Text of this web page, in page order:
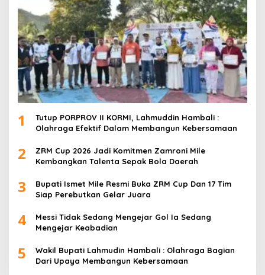
1
Tutup PORPROV II KORMI, Lahmuddin Hambali :
Olahraga Efektif Dalam Membangun Kebersamaan
2
ZRM Cup 2026 Jadi Komitmen Zamroni Mile
Kembangkan Talenta Sepak Bola Daerah
3
Bupati Ismet Mile Resmi Buka ZRM Cup Dan 17 Tim
Siap Perebutkan Gelar Juara
4
Messi Tidak Sedang Mengejar Gol Ia Sedang
Mengejar Keabadian
5
Wakil Bupati Lahmudin Hambali : Olahraga Bagian
Dari Upaya Membangun Kebersamaan